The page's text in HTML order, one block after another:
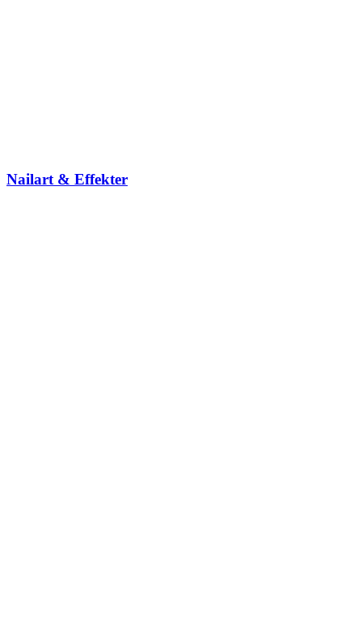
Nailart & Effekter